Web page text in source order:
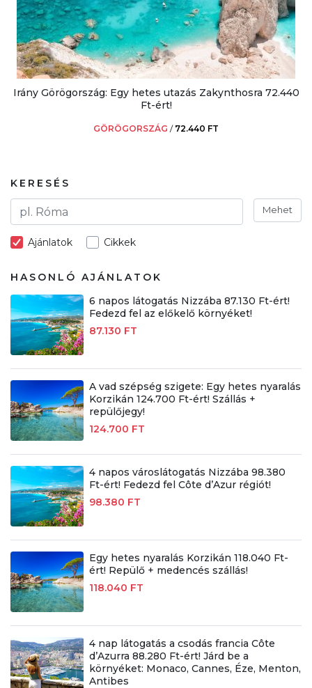
Irány Görögország: Egy hetes utazás Zakynthosra 72.440
Ft-ért!
GÖRÖGORSZÁG / 72.440 FT
KERESÉS
Mehet
Ajánlatok Cikkek
HASONLÓ AJÁNLATOK
6 napos látogatás Nizzába 87.130 Ft-ért!
Fedezd fel az előkelő környéket!
87.130 FT
A vad szépség szigete: Egy hetes nyaralás
Korzikán 124.700 Ft-ért! Szállás +
repülőjegy!
124.700 FT
4 napos városlátogatás Nizzába 98.380
Ft-ért! Fedezd fel Côte d’Azur régiót!
98.380 FT
Egy hetes nyaralás Korzikán 118.040 Ft-
ért! Repülő + medencés szállás!
118.040 FT
4 nap látogatás a csodás francia Côte
d’Azurra 88.280 Ft-ért! Járd be a
környéket: Monaco, Cannes, Éze, Menton,
Antibes